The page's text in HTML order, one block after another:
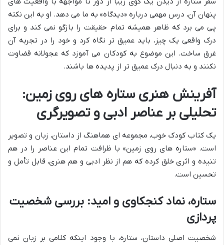
پنهان آن، درس مهمی درباره «دیدگاه» به ما می دهد. او به این نکته
پی می برد که ظاهر همیشه تمام حقیقت را بازگو نمی کند و برای
درک واقعی یک چیز، باید عمیق تر نگاه کرد و خود را در تجربه آن
غرق ساخت. این موضوع به کودکان می آموزد که عجولانه قضاوت
نکنند و به دنبال درک عمیق تر از پدیده ها باشند.
آفرینش هنری ستاره های روی زمین:
تحلیلی بر عناصر ادبی و تصویرگری
یک کتاب کودک خوب، مجموعه ای هماهنگ از داستان، زبان و تصویر
است. «ستاره های روی زمین» با ظرافت تمام این عناصر را در هم
تنیده و اثری خلق کرده که هم از نظر ادبی و هم هنری، قابل تأمل و
تحسین است.
ستاره، نماد کنجکاوی و امید: بررسی شخصیت
پردازی
شخصیت اصلی داستان، ستاره، با وجود اینکه کلامی بر زبان نمی